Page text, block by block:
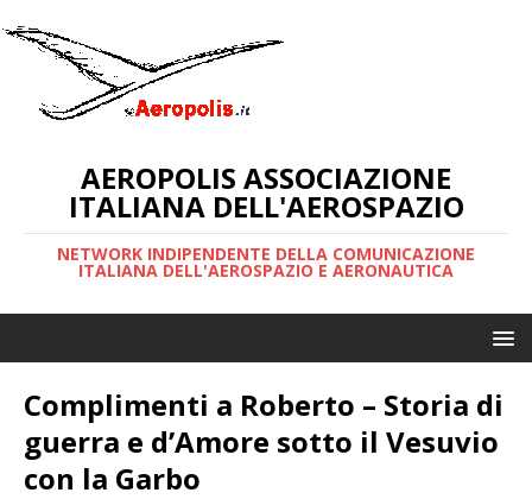
AEROPOLIS ASSOCIAZIONE
ITALIANA DELL'AEROSPAZIO
NETWORK INDIPENDENTE DELLA COMUNICAZIONE
ITALIANA DELL'AEROSPAZIO E AERONAUTICA
Complimenti a Roberto – Storia di
guerra e d’Amore sotto il Vesuvio
con la Garbo